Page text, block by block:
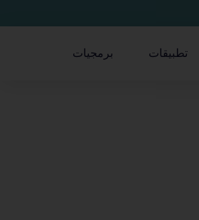
تطبيقات برمجيات